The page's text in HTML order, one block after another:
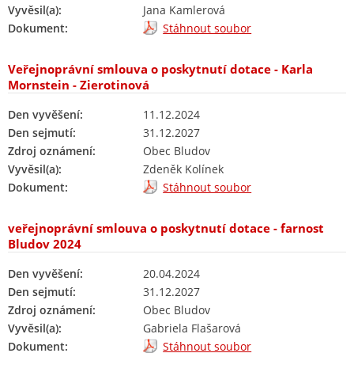
Vyvěsil(a):
Jana Kamlerová
Dokument:
Stáhnout soubor
Veřejnoprávní smlouva o poskytnutí dotace - Karla
Mornstein - Zierotinová
Den vyvěšení:
11.12.2024
Den sejmutí:
31.12.2027
Zdroj oznámení:
Obec Bludov
Vyvěsil(a):
Zdeněk Kolínek
Dokument:
Stáhnout soubor
veřejnoprávní smlouva o poskytnutí dotace - farnost
Bludov 2024
Den vyvěšení:
20.04.2024
Den sejmutí:
31.12.2027
Zdroj oznámení:
Obec Bludov
Vyvěsil(a):
Gabriela Flašarová
Dokument:
Stáhnout soubor